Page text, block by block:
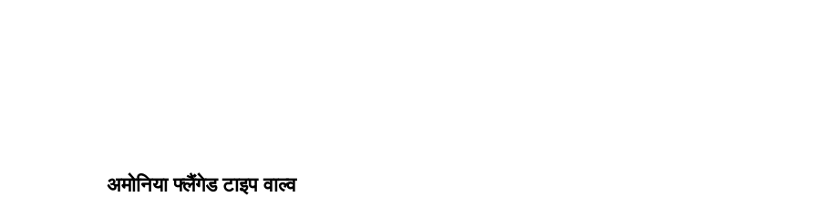
अमोनिया फ्लैंगेड टाइप वाल्व